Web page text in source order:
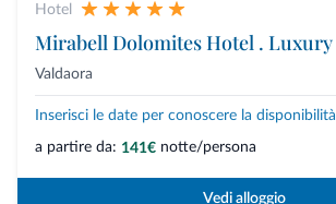
Hotel
Valdaora
Inserisci le date per conoscere la disponibilità
a partire da: 141€ notte/persona
Vedi alloggio